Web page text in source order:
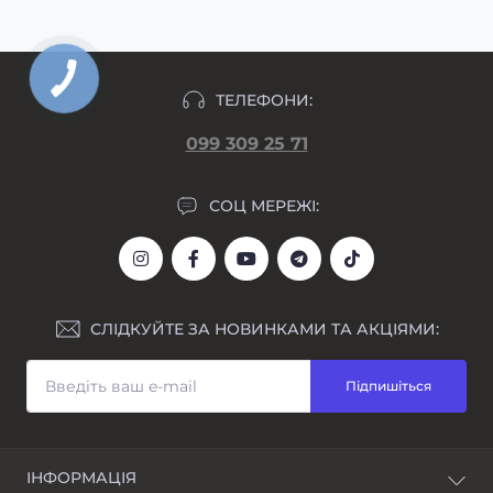
ТЕЛЕФОНИ:
099 309 25 71
СОЦ МЕРЕЖІ:
СЛІДКУЙТЕ ЗА НОВИНКАМИ ТА АКЦІЯМИ:
Підпишіться
ІНФОРМАЦІЯ